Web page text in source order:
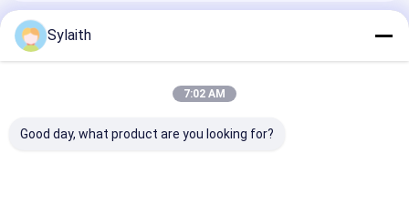
Порекомендованные Продукты
Sylaith
7:02 AM
Good day, what product are you looking for?